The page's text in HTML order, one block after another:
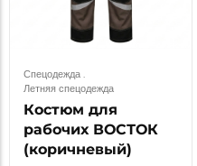
Спецодежда.
Летняя спецодежда
Костюм для
рабочих ВОСТОК
(коричневый)